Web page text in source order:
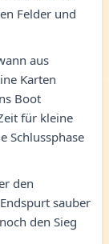
Felder und
aus
Karten
Boot
für kleine
Schlussphase
den
sauber
den Sieg